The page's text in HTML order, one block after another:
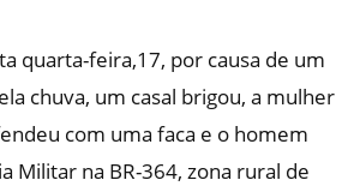
quarta-feira,17, por causa de um
chuva, um casal brigou, a mulher
com uma faca e o homem
Militar na BR-364, zona rural de